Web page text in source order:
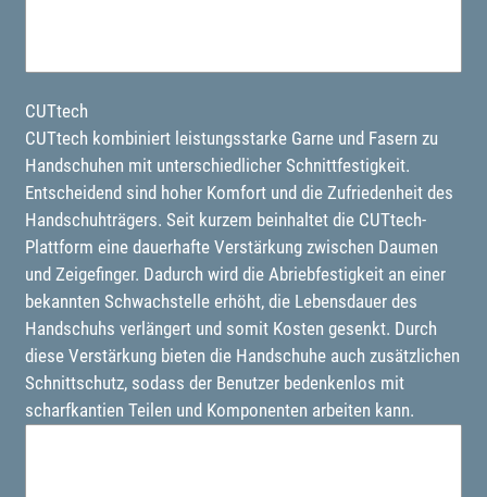
CUTtech
CUTtech kombiniert leistungsstarke Garne und Fasern zu
Handschuhen mit unterschiedlicher Schnittfestigkeit.
Entscheidend sind hoher Komfort und die Zufriedenheit des
Handschuhträgers. Seit kurzem beinhaltet die CUTtech-
Plattform eine dauerhafte Verstärkung zwischen Daumen
und Zeigefinger. Dadurch wird die Abriebfestigkeit an einer
bekannten Schwachstelle erhöht, die Lebensdauer des
Handschuhs verlängert und somit Kosten gesenkt. Durch
diese Verstärkung bieten die Handschuhe auch zusätzlichen
Schnittschutz, sodass der Benutzer bedenkenlos mit
scharfkantien Teilen und Komponenten arbeiten kann.